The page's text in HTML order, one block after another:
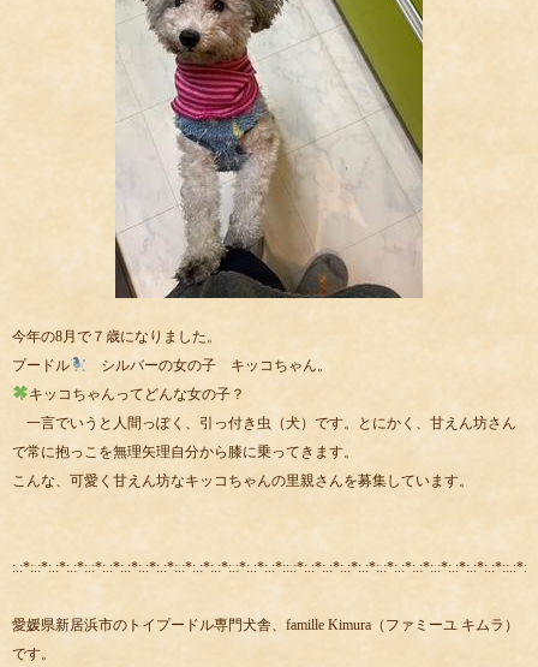
今年の8月で７歳になりました。
プードル
シルバーの女の子 キッコちゃん。
キッコちゃんってどんな女の子？
一言でいうと人間っぽく、引っ付き虫（犬）です。とにかく、甘えん坊さん
で常に抱っこを無理矢理自分から膝に乗ってきます。
こんな、可愛く甘えん坊なキッコちゃんの里親さんを募集しています。
:.:*:.:*:.:*:.:*:.:*:.:*:.:*:.:*:.:*:.:*:.:*:.:*:.:*:.:*:.:*::.:*:.:*:.:*:.:*:.:*:.:*:.:*:.:*:.:*:.:*:.:*:.:*::.:*:.:
愛媛県新居浜市のトイプードル専門犬舎、famille Kimura（ファミーユ キムラ）
です。